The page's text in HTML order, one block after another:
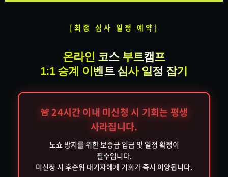
[최종 심사 일정 예약]
온라인 코스 부트캠프
1:1 승계 이벤트 심사 일정 잡기
🚨 24시간 이내 미신청 시 기회는 평생
사라집니다.
노쇼 방지를 위한 보증금 입금 및 일정 확정이
필수입니다.
미신청 시 후순위 대기자에게 기회가 즉시 이양됩니다.